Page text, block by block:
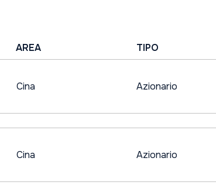
AREA TIPO
Cina Azionario
Cina Azionario